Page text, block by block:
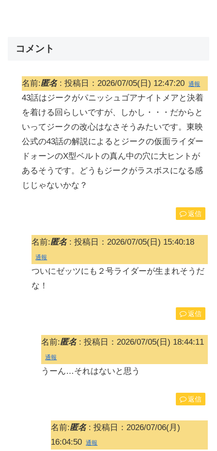
コメント
名前:匿名: 投稿日：2026/07/05(日) 12:47:20 通報
43話はジークがパニッシュゴアナイトメアと決着
を着ける回らしいですが、しかし・・・だからと
いってジークの改心はなさそうみたいです。東映
公式の43話の解説によるとジークの仮面ライダー
ドォーンのX型ベルトの真ん中の穴に大ヒントが
あるそうです。どうもジークがラスボスになる感
じじゃないかな？
返信
名前:匿名: 投稿日：2026/07/05(日) 15:40:18
通報
ついにゼッツにも２号ライダーが生まれそうだ
な！
返信
名前:匿名: 投稿日：2026/07/05(日) 18:44:11
通報
うーん…それはないと思う
返信
名前:匿名: 投稿日：2026/07/06(月)
16:04:50 通報